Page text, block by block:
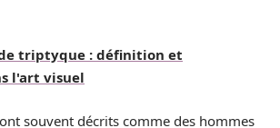
triptyque : définition et
l'art visuel
souvent décrits comme des hommes